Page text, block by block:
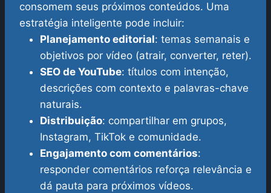
consomem seus próximos conteúdos. Uma
estratégia inteligente pode incluir:
Planejamento editorial: temas semanais e
objetivos por vídeo (atrair, converter, reter).
SEO de YouTube: títulos com intenção,
descrições com contexto e palavras-chave
naturais.
Distribuição: compartilhar em grupos,
Instagram, TikTok e comunidade.
Engajamento com comentários:
responder comentários reforça relevância e
dá pauta para próximos vídeos.